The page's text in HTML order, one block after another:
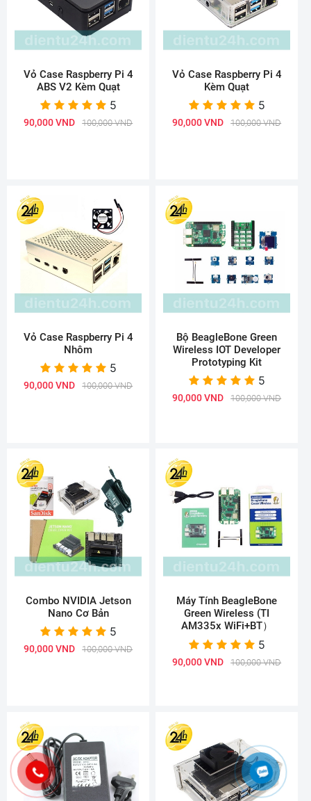
Vỏ Case Raspberry Pi 4
ABS V2 Kèm Quạt
5
90,000 VND 100,000 VND
Vỏ Case Raspberry Pi 4
Kèm Quạt
5
90,000 VND 100,000 VND
Vỏ Case Raspberry Pi 4
Nhôm
5
90,000 VND 100,000 VND
Bộ BeagleBone Green
Wireless IOT Developer
Prototyping Kit
5
90,000 VND 100,000 VND
Combo NVIDIA Jetson
Nano Cơ Bản
5
90,000 VND 100,000 VND
Máy Tính BeagleBone
Green Wireless (TI
AM335x WiFi+BT）
5
90,000 VND 100,000 VND